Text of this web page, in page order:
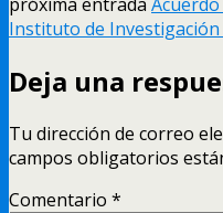
Instituto de Investigación
Deja una
Tu dirección de correo
campos obligatorios
Comentario *